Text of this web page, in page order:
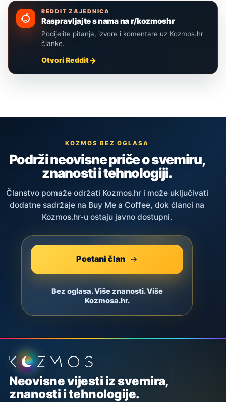
REDDIT ZAJEDNICA
Raspravljajte s nama na r/kozmoshr
Podijelite pitanja, izvore i komentare uz Kozmos.hr
članke.
Otvori Reddit
KOZMOS BEZ OGLASA
Podrži neovisne priče o svemiru,
znanosti i tehnologiji.
Članstvo pomaže održati Kozmos.hr i može uključivati
dodatne sadržaje na Buy Me a Coffee, dok članci na
Kozmos.hr-u ostaju javno dostupni.
Postani član
Bez oglasa. Više znanosti. Više
Kozmosa.hr.
Podnožje stranice
Neovisne vijesti iz svemira,
znanosti i tehnologije.